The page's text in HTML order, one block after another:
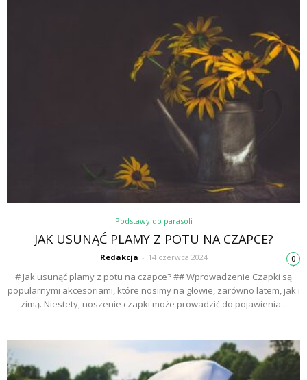
Podstawy do parasoli
JAK USUNĄĆ PLAMY Z POTU NA CZAPCE?
Redakcja - 14 czerwca 2024 0
# Jak usunąć plamy z potu na czapce? ## Wprowadzenie Czapki są
popularnymi akcesoriami, które nosimy na głowie, zarówno latem, jak i
zimą. Niestety, noszenie czapki może prowadzić do pojawienia...